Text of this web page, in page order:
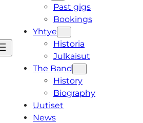
Past gigs
Bookings
Yhtye
Historia
Julkaisut
The Band
History
Biography
Uutiset
News